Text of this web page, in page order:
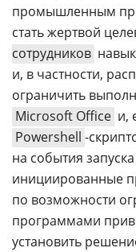
промышленным
стать жертвой
сотрудников
и, в частности,
ограничить
Microsoft Office и,
Powershell -
на события
инициированные
по возможности
программами
установить